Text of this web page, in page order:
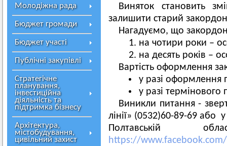
Молодіжна рада
Бюджет громади
Бюджет участі
Публічні закупівлі
Стратегічне
планування,
інвестиційна
діяльність та
підтримка бізнесу
Архітектура,
містобудування,
цивільний захист
Виняток становить
залишити старий
Нагадуємо, що
на чотири роки –
на десять років –
Вартість оформлення
у разі оформлення
у разі
Виникли питання -
лінії» (0532)60-89-69 або
Полтавській
https://